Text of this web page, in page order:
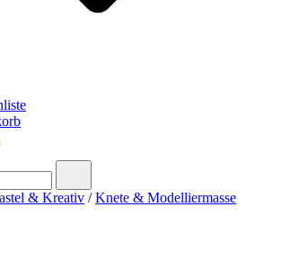
& Kreativ /Knete & Modelliermasse